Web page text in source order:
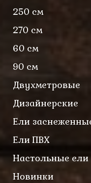
250 см
270 см
60 см
90 см
Двухметровые
Дизайнерские
Ели
Ели ПВХ
Настольные ели
Новинки